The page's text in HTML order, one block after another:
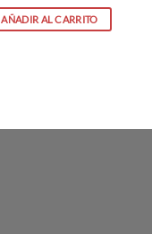
AÑADIR AL CARRITO